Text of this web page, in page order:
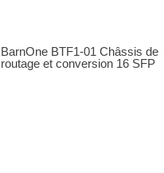
BarnOne BTF1-01 Châssis de
routage et conversion 16 SFP